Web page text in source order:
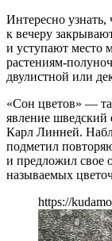
Интересно узнать,
к вечеру
и уступают место
растениям-
двулистной или
«Сон цветов» —
явление шведский
Карл Линней.
подметил
и предложил свое
называемых
https://